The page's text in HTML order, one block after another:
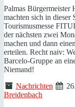
Palmas Bürgermeister
machten sich in dieser
Tourismusmesse
der nächsten zwei
machen und dann
erteilen. Recht naiv:
Barcelo-Gruppe an
Niemand!
Nachrichten
Breidenbach